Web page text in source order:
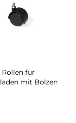
Rollen für
mit Bolzen